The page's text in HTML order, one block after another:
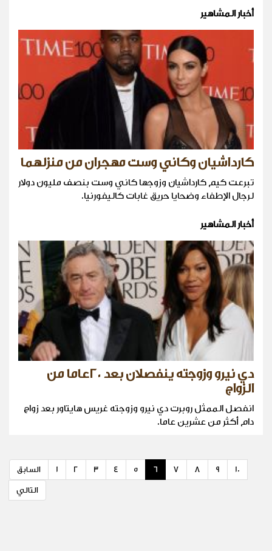
أخبار المشاهير
كارداشيان وكاني وست مهجران من منزلهما
تبرعت كيم كارداشيان وزوجها كاني وست بنصف مليون دولار
لرجال الإطفاء وضحايا حريق غابات كاليفورنيا.
أخبار المشاهير
دي نيرو وزوجته ينفصلان بعد ٢٠عاما من
الزواج
انفصل الممثل روبرت دي نيرو وزوجته غريس هايتاور بعد زواج
دام أكثر من عشرين عاما.
السابق 1 2 3 4 5 6 7 8 9 10
التالي